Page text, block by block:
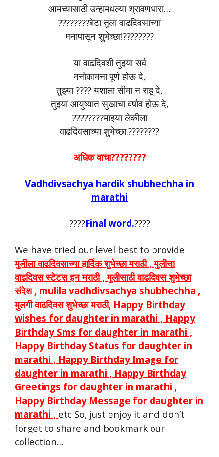
आमच्यासाठी उन्हामधल्या श्रावणधारा…
????????बेटा तुला वाढदिवसाच्या
मनापासून शुभेच्छा!????????
या वाढदिवशी तुझ्या सर्व
मनोकामना पूर्ण होऊ दे,
तुझ्या ???? यशाला सीमा न राहू दे,
तुझ्या आयुष्यात सुखाचा वर्षाव होऊ दे,
????????माझ्या लेकीला
वाढदिवसाच्या शुभेच्छा.????????
अधिक वाचा????????
Vadhdivsachya hardik shubhechha in
marathi
????Final word.????
We have tried our level best to provide
मुलीला वाढदिवसाच्या हार्दिक शुभेच्छा मराठी , मुलीचा
वाढदिवस स्टेटस इन मराठी , मुलीसाठी वाढदिवस शुभेच्छा
संदेश , mulila vadhdivsachya shubhechha ,
मुलगी वाढदिवस शुभेच्छा मराठी, Happy Birthday
wishes for daughter in marathi , Happy
Birthday Sms for daughter in marathi ,
Happy Birthday Status for daughter in
marathi , Happy Birthday Image for
daughter in marathi , Happy Birthday
Greetings for daughter in marathi ,
Happy Birthday Message for daughter in
marathi , etc So, just enjoy it and don’t
forget to share and bookmark our
collection…